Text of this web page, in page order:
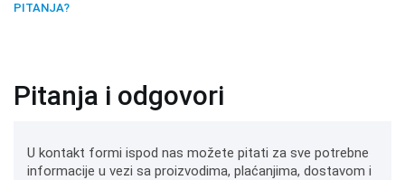
PITANJA?
Pitanja i odgovori
U kontakt formi ispod nas možete pitati za sve potrebne
informacije u vezi sa proizvodima, plaćanjima, dostavom i